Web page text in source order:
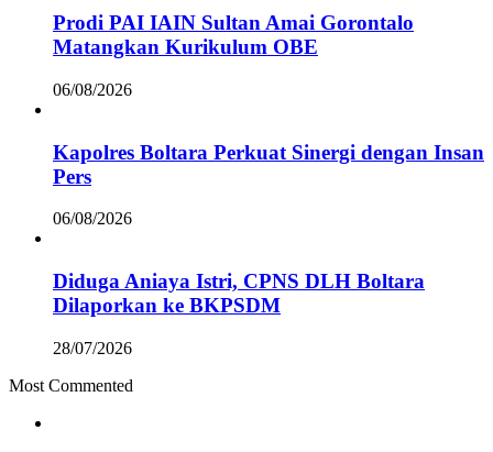
Prodi PAI IAIN Sultan Amai Gorontalo
Matangkan Kurikulum OBE
06/08/2026
Kapolres Boltara Perkuat Sinergi dengan Insan
Pers
06/08/2026
Diduga Aniaya Istri, CPNS DLH Boltara
Dilaporkan ke BKPSDM
28/07/2026
Most Commented